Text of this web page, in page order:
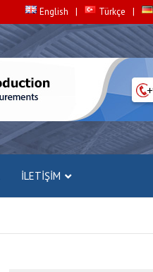
English Türkçe
İLETIŞIM